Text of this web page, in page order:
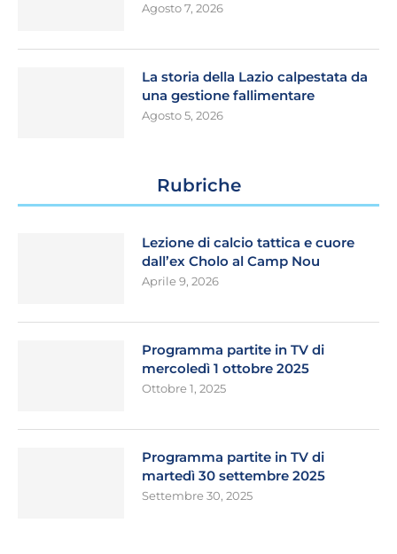
Agosto 7, 2026
La storia della Lazio calpestata da
una gestione fallimentare
Agosto 5, 2026
Rubriche
Lezione di calcio tattica e cuore
dall’ex Cholo al Camp Nou
Aprile 9, 2026
Programma partite in TV di
mercoledì 1 ottobre 2025
Ottobre 1, 2025
Programma partite in TV di
martedì 30 settembre 2025
Settembre 30, 2025